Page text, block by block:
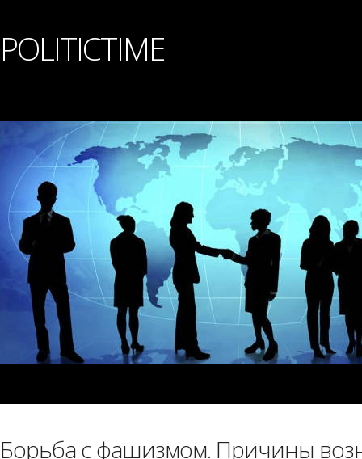
POLITICTIME
Борьба с фашизмом. Причины